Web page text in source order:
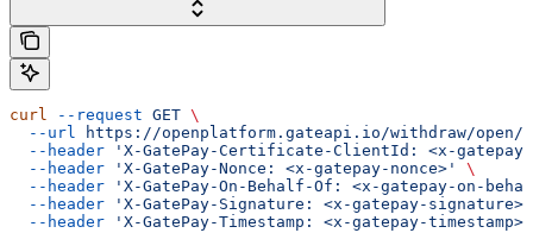
curl --request GET \
  --url
https://openplatform.gateapi.io/withdraw/
  --header
'X-GatePay-Certificate-ClientId: <x-
  --header
'X-GatePay-Nonce: <x-gatepay-nonce>'
\
  --header
'X-GatePay-On-Behalf-Of: <x-gatepay-on-
  --header
'X-GatePay-Signature: <x-gatepay-signature>'
  --header
'X-GatePay-Timestamp: <x-gatepay-timestamp>'